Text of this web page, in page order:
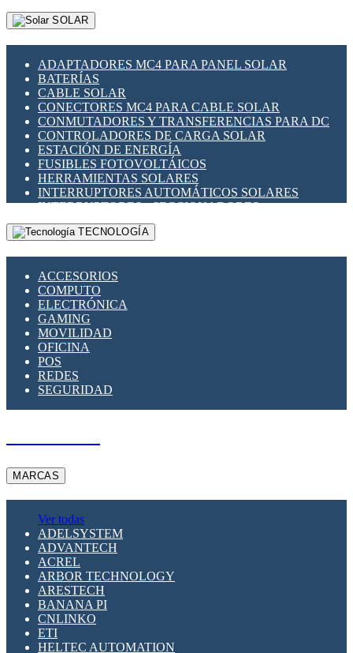
SOLAR
ADAPTADORES MC4 PARA PANEL SOLAR
BATERÍAS
CABLE SOLAR
CONECTORES MC4 PARA CABLE SOLAR
CONMUTADORES Y TRANSFERENCIAS PARA DC
CONTROLADORES DE CARGA SOLAR
ESTACIÓN DE ENERGÍA
FUSIBLES FOTOVOLTÁICOS
HERRAMIENTAS SOLARES
INTERRUPTORES AUTOMÁTICOS SOLARES
INTERRUPTORES - SECCIONADORES
FOTOVOLTÁICOS
MONTAJE PANEL SOLAR
SUPRESOR DE TRANSIENTES SPDS PARA
APLICACIONES FOTOVOLTAICAS
TECNOLOGÍA
ACCESORIOS
COMPUTO
ELECTRÓNICA
GAMING
MOVILIDAD
OFICINA
POS
REDES
SEGURIDAD
MARCAS
Ver todas
ADELSYSTEM
ADVANTECH
ACREL
ARBOR TECHNOLOGY
ARESTECH
BANANA PI
CNLINKO
ETI
HELTEC AUTOMATION